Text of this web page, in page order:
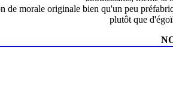
de morale originale bien qu'un peu
plutôt que